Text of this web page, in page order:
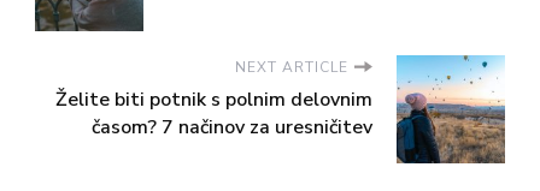
NEXT ARTICLE
Želite biti potnik s polnim delovnim
časom? 7 načinov za uresničitev